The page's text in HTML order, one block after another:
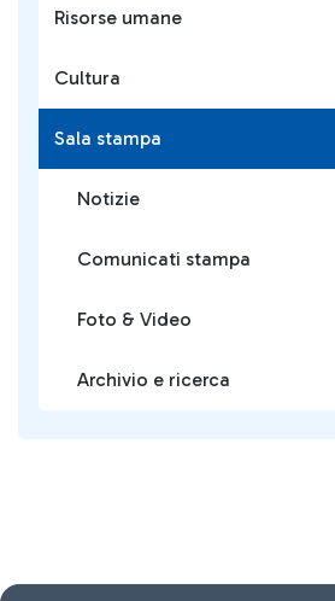
Risorse umane
Cultura
Sala stampa
Notizie
Comunicati stampa
Foto & Video
Archivio e ricerca